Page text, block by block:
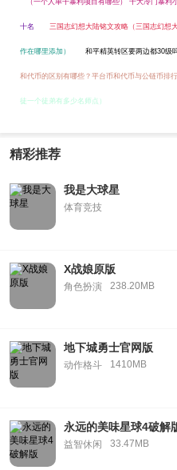
（一个人单干暴利项目有哪些） 十大冷门暴利
十名 三国志幻想大陆铭文攻略（三国志幻想大
作在哪里添加） 和平精英转区要两边都30级
和代币的区别有哪些？平台币和代币与公链币排行
徒一个徒弟有多少名师点）
精彩推荐
我是大球星
体育竞技
X战娘原版
角色扮演 238.20MB
地下城勇士官网版
动作格斗 1410MB
永远的美味星球4破解
益智休闲 33.47MB